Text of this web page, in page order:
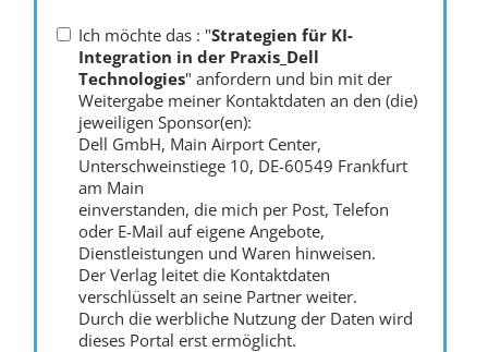
Ich möchte das : "Strategien für KI-
Integration in der Praxis_Dell
Technologies" anfordern und bin mit der
Weitergabe meiner Kontaktdaten an den (die)
jeweiligen Sponsor(en):
Dell GmbH, Main Airport Center,
Unterschweinstiege 10, DE-60549 Frankfurt
am Main
einverstanden, die mich per Post, Telefon
oder E-Mail auf eigene Angebote,
Dienstleistungen und Waren hinweisen.
Der Verlag leitet die Kontaktdaten
verschlüsselt an seine Partner weiter.
Durch die werbliche Nutzung der Daten wird
dieses Portal erst ermöglicht.